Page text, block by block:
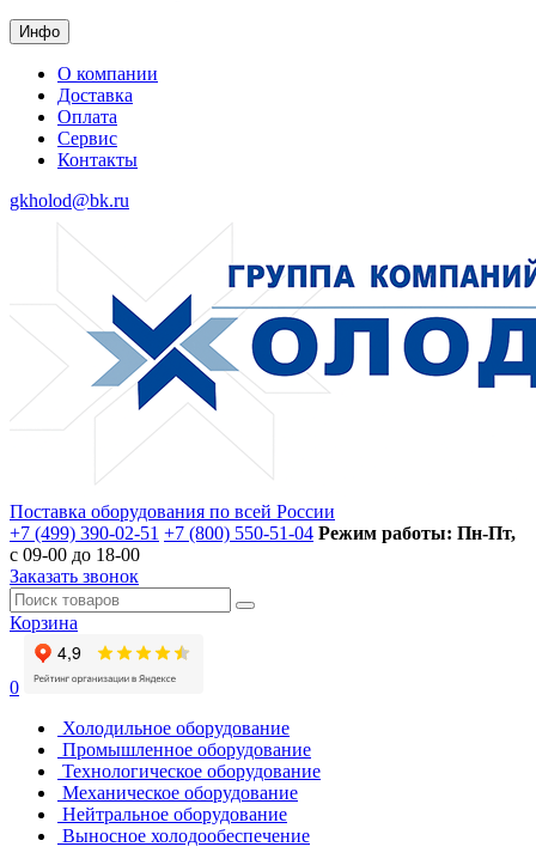
Инфо
О компании
Доставка
Оплата
Сервис
Контакты
gkholod@bk.ru
Поставка оборудования по всей России
+7 (499) 390-02-51 +7 (800) 550-51-04 Режим работы: Пн-Пт,
с 09-00 до 18-00
Заказать звонок
Корзина
0
Холодильное оборудование
Промышленное оборудование
Технологическое оборудование
Механическое оборудование
Нейтральное оборудование
Выносное холодообеспечение